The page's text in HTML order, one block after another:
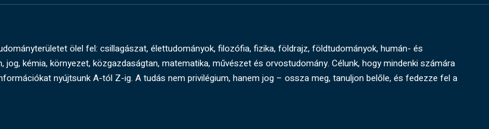
ölel fel: csillagászat, élettudományok, filozófia, fizika, földrajz, földtudományok, humán- és
kémia, környezet, közgazdaságtan, matematika, művészet és orvostudomány. Célunk, hogy mindenki számára
nyújtsunk A-tól Z-ig. A tudás nem privilégium, hanem jog – ossza meg, tanuljon belőle, és fedezze fel a